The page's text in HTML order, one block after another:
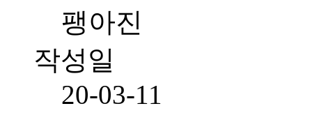
팽아진
작성일
20-03-11